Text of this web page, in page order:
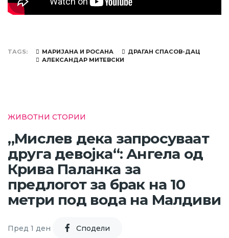
TAGS МАРИЈАНА И РОСАНА
ДРАГАН СПАСОВ-ДАЦ
АЛЕКСАНДАР МИТЕВСКИ
ЖИВОТНИ СТОРИИ
„Мислев дека запросуваат
друга девојка“: Ангела од
Крива Паланка за
предлогот за брак на 10
метри под вода на Малдиви
Пред 1 ден Cподели